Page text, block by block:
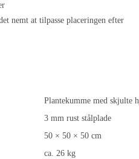
nemt at tilpasse placeringen efter
Plantekumme med skjulte
3 mm rust stålplade
50 × 50 × 50 cm
ca. 26 kg